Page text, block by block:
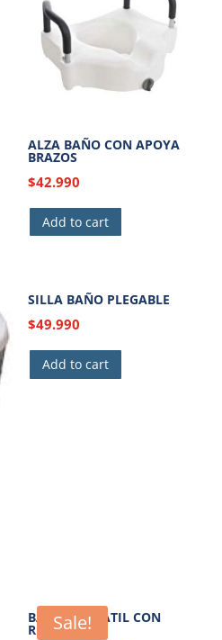
ALZA BAÑO CON APOYA
BRAZOS
$42.990
Add to cart
SILLA BAÑO PLEGABLE
$49.990
Add to cart
Sale!
BAÑO PORTATIL CON
RUEDAS